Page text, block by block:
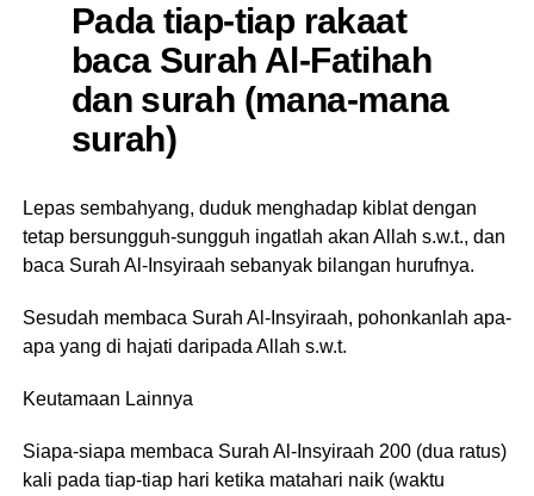
Pada tiap-tiap rakaat
baca Surah Al-Fatihah
dan surah (mana-mana
surah)
Lepas sembahyang, duduk menghadap kiblat dengan
tetap bersungguh-sungguh ingatlah akan Allah s.w.t., dan
baca Surah Al-Insyiraah sebanyak bilangan hurufnya.
Sesudah membaca Surah Al-Insyiraah, pohonkanlah apa-
apa yang di hajati daripada Allah s.w.t.
Keutamaan Lainnya
Siapa-siapa membaca Surah Al-Insyiraah 200 (dua ratus)
kali pada tiap-tiap hari ketika matahari naik (waktu